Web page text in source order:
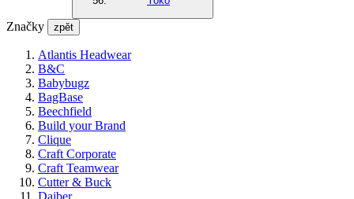
Značky zpět
Atlantis Headwear
B&C
Babybugz
BagBase
Beechfield
Build your Brand
Clique
Craft Corporate
Craft Teamwear
Cutter & Buck
Daiber